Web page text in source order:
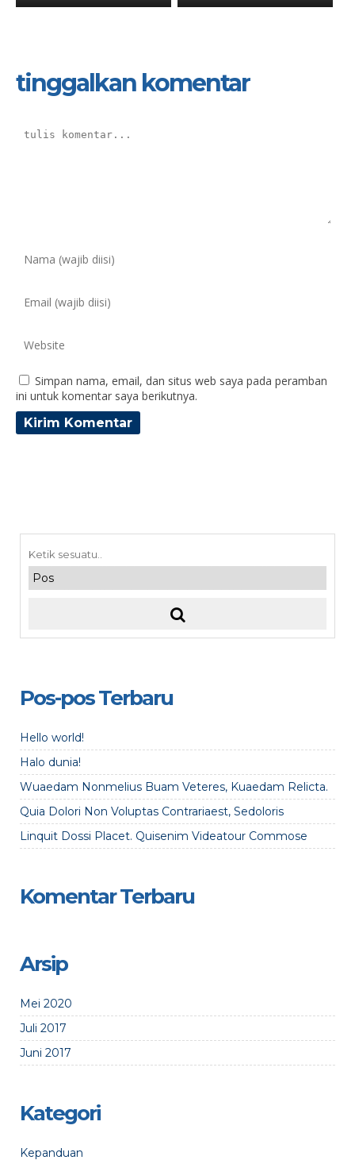
tinggalkan komentar
Simpan nama, email, dan situs web saya pada peramban
ini untuk komentar saya berikutnya.
Pos-pos Terbaru
Hello world!
Halo dunia!
Wuaedam Nonmelius Buam Veteres, Kuaedam Relicta.
Quia Dolori Non Voluptas Contrariaest, Sedoloris
Linquit Dossi Placet. Quisenim Videatour Commose
Komentar Terbaru
Arsip
Mei 2020
Juli 2017
Juni 2017
Kategori
Kepanduan